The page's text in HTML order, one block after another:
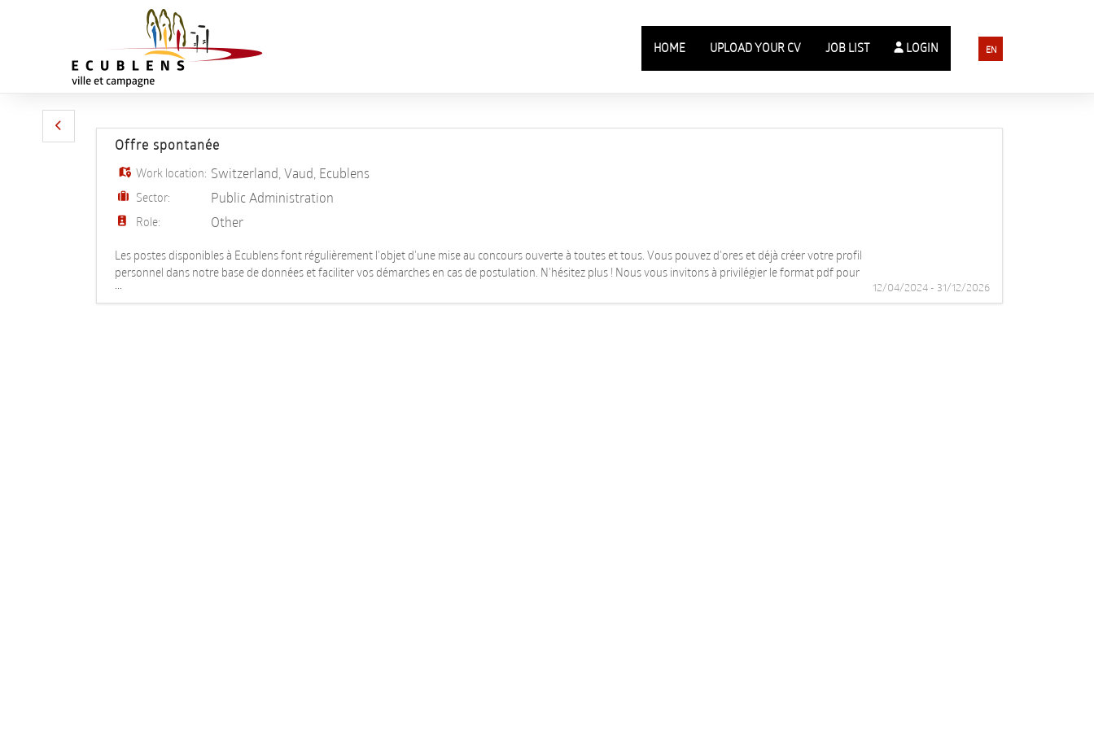
HOME UPLOAD YOUR CV JOB LIST LOGIN EN
Offre spontanée
Work location: Switzerland ,Vaud Ecublens
Sector: Public Administration
Role: Other
Les postes disponibles à Ecublens font régulièrement l'objet d'une mise au concours ouverte à toutes et tous. Vous pouvez d'ores et déjà créer votre profil
personnel dans notre base de données et faciliter vos démarches en cas de postulation. N'hésitez plus ! Nous vous invitons à privilégier le format pdf pour
toutes vos pièces jointes.
... 12/04/2024 - 31/12/2026